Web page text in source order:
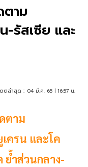
าม
รัสเซีย และ
ตล่าสุด : 04 มี.ค. 65 | 16:57 น.
ตาม
ครน และโค
ย้ำส่วนกลาง-